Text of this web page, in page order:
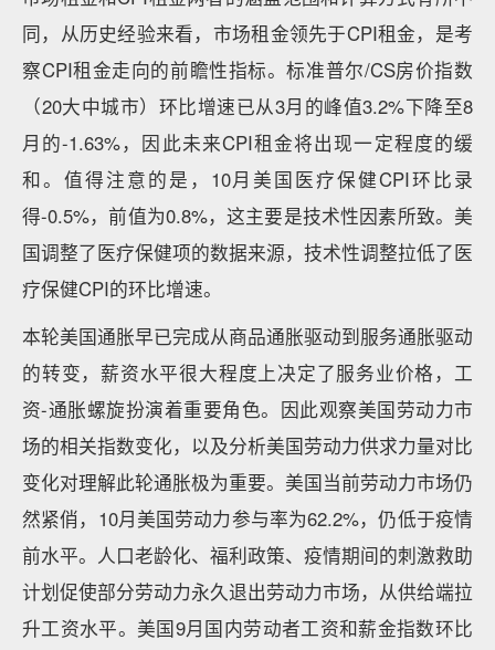
同，从历史经验来看，市场租金领先于CPI租金，是考
察CPI租金走向的前瞻性指标。标准普尔/CS房价指数
（20大中城市）环比增速已从3月的峰值3.2%下降至8
月的-1.63%，因此未来CPI租金将出现一定程度的缓
和。值得注意的是，10月美国医疗保健CPI环比录
得-0.5%，前值为0.8%，这主要是技术性因素所致。美
国调整了医疗保健项的数据来源，技术性调整拉低了医
疗保健CPI的环比增速。
本轮美国通胀早已完成从商品通胀驱动到服务通胀驱动
的转变，薪资水平很大程度上决定了服务业价格，工
资-通胀螺旋扮演着重要角色。因此观察美国劳动力市
场的相关指数变化，以及分析美国劳动力供求力量对比
变化对理解此轮通胀极为重要。美国当前劳动力市场仍
然紧俏，10月美国劳动力参与率为62.2%，仍低于疫情
前水平。人口老龄化、福利政策、疫情期间的刺激救助
计划促使部分劳动力永久退出劳动力市场，从供给端拉
升工资水平。美国9月国内劳动者工资和薪金指数环比